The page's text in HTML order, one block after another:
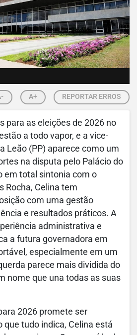
A+ REPORTAR ERROS
para as eleições de 2026 no
a todo vapor, e a vice-
Leão (PP) aparece como um
na disputa pelo Palácio do
em total sintonia com o
Rocha, Celina tem
com uma gestão
e resultados práticos. A
administrativa e
a futura governadora em
especialmente em um
parece mais dividida do
nome que una todas as suas
2026 promete ser
que tudo indica, Celina está